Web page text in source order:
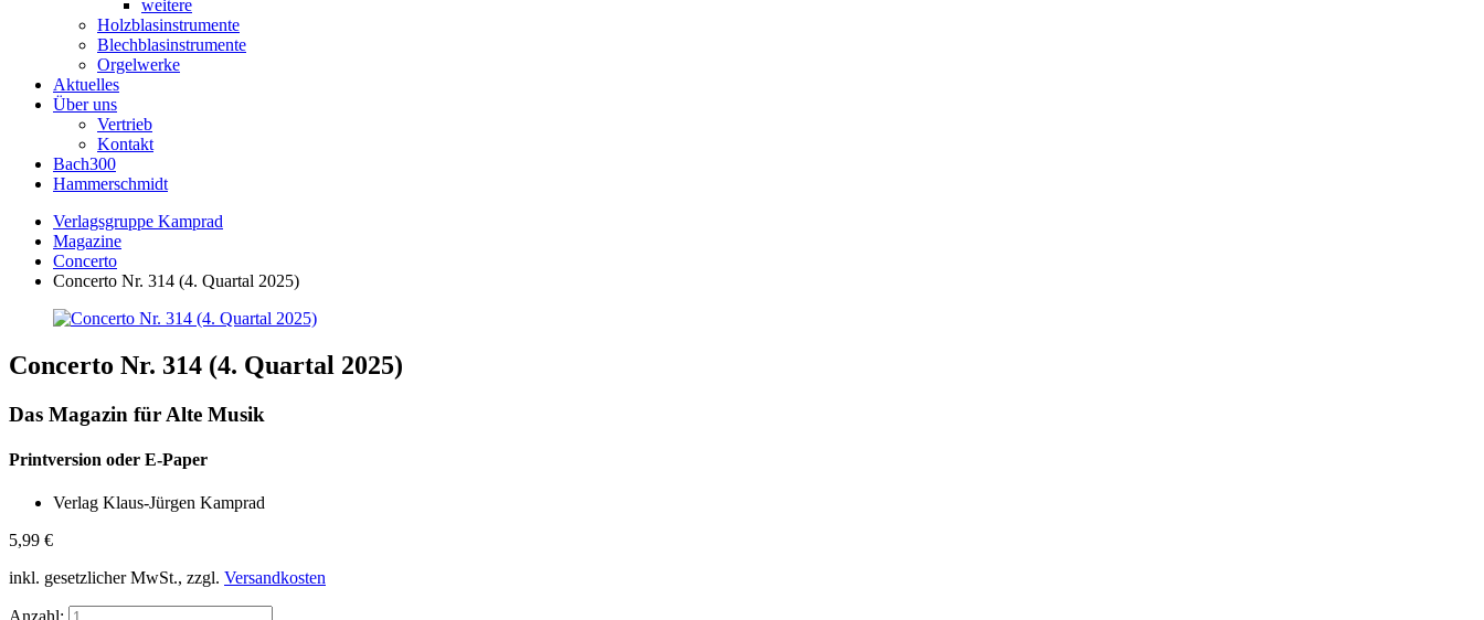
weitere
Holzblasinstrumente
Blechblasinstrumente
Orgelwerke
Aktuelles
Über uns
Vertrieb
Kontakt
Bach300
Hammerschmidt
Verlagsgruppe Kamprad
Magazine
Concerto
Concerto Nr. 314 (4. Quartal 2025)
Concerto Nr. 314 (4. Quartal 2025)
Das Magazin für Alte Musik
Printversion oder E-Paper
Verlag Klaus-Jürgen Kamprad
5,99 €
inkl. gesetzlicher MwSt., zzgl. Versandkosten